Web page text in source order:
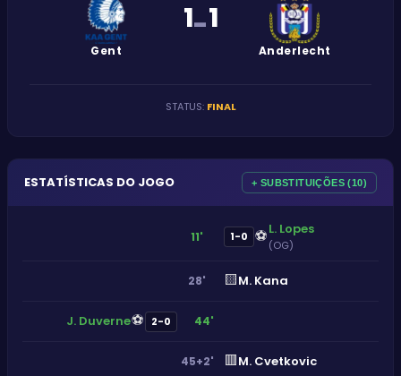
Gent
1-1
Anderlecht
STATUS: FINAL
ESTATÍSTICAS DO JOGO + SUBSTITUIÇÕES (10)
11' 1-0 ⚽L. Lopes
(OG)
28' 🟨M. Kana
J. Duverne⚽ 2-0 44'
45+2' 🟥M. Cvetkovic